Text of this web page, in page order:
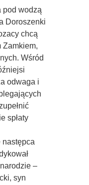
pod wodzą
Doroszenki
chcą
Zamkiem,
Wśród
odwaga i
spłaty
następca
–
syn